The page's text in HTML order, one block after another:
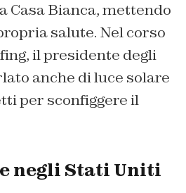
Casa Bianca, mettendo
salute. Nel corso
il presidente degli
anche di luce solare
per sconfiggere il
negli Stati Uniti